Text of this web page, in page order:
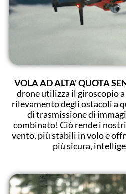
VOLA AD ALTA' QUOTA
drone utilizza il giroscopio
rilevamento degli ostacoli a
di trasmissione di
combinato! Ciò rende i
vento, più stabili in volo e
più sicura,